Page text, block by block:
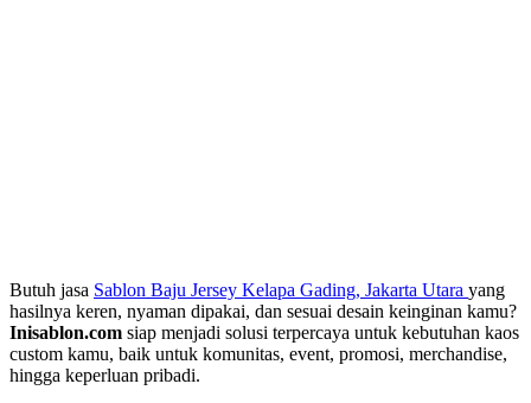
Butuh jasa Sablon Baju Jersey Kelapa Gading, Jakarta Utara yang
hasilnya keren, nyaman dipakai, dan sesuai desain keinginan kamu?
Inisablon.com siap menjadi solusi terpercaya untuk kebutuhan kaos
custom kamu, baik untuk komunitas, event, promosi, merchandise,
hingga keperluan pribadi.